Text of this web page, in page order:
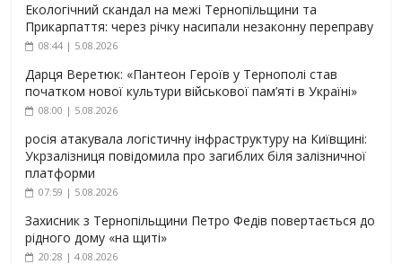
Екологічний скандал на межі Тернопільщини та
Прикарпаття: через річку насипали незаконну переправу
08:44 | 5.08.2026
Дарця Веретюк: «Пантеон Героїв у Тернополі став
початком нової культури військової пам’яті в Україні»
08:00 | 5.08.2026
росія атакувала логістичну інфраструктуру на Київщині:
Укрзалізниця повідомила про загиблих біля залізничної
платформи
07:59 | 5.08.2026
Захисник з Тернопільщини Петро Федів повертається до
рідного дому «на щиті»
20:28 | 4.08.2026